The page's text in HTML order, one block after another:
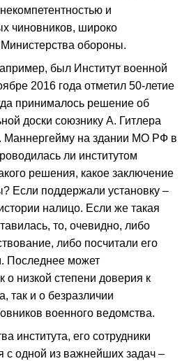
и
чиновников, широко
обороны.
был Институт военной
2016 года отметил 50-летие
принималось решение об
доски союзнику А. Гитлера
на здании МО РФ в
ли институтом
решения, какое заключение
Если поддержали установку –
налицо. Если же такая
то, очевидно, либо
либо посчитали его
Последнее может
о низкой степени доверия к
так и о безразличии
военного ведомства.
института, его сотрудники
с одной из важнейших задач –